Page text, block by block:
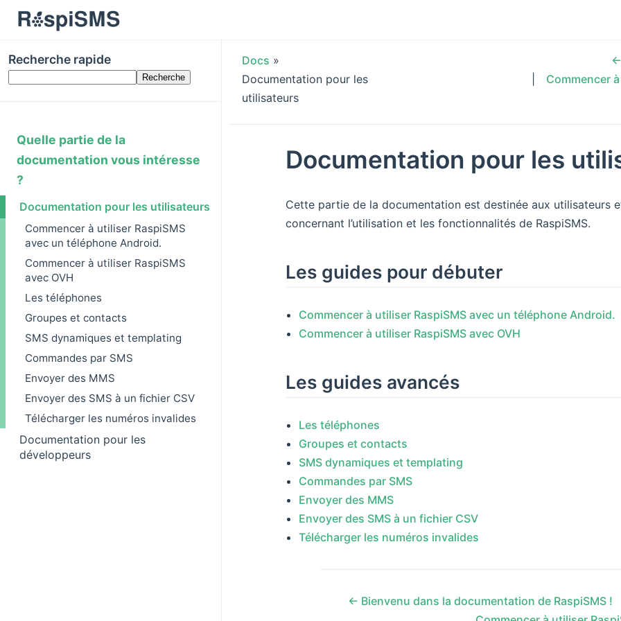
Recherche rapide
Quelle partie de la
documentation vous intéresse
?
Documentation pour les utilisateurs
Commencer à utiliser RaspiSMS
avec un téléphone Android.
Commencer à utiliser RaspiSMS
avec OVH
Les téléphones
Groupes et contacts
SMS dynamiques et templating
Commandes par SMS
Envoyer des MMS
Envoyer des SMS à un fichier CSV
Télécharger les numéros invalides
Documentation pour les
développeurs
Docs »
Documentation pour les
utilisateurs
←
Commencer
Documentation pour les
Cette partie de la documentation est destinée aux utilisateurs
concernant l’utilisation et les fonctionnalités de RaspiSMS.
Les guides pour débuter
Commencer à utiliser RaspiSMS avec un téléphone Android.
Commencer à utiliser RaspiSMS avec OVH
Les guides avancés
Les téléphones
Groupes et contacts
SMS dynamiques et templating
Commandes par SMS
Envoyer des MMS
Envoyer des SMS à un fichier CSV
Télécharger les numéros invalides
← Bienvenu dans la documentation de RaspiSMS !